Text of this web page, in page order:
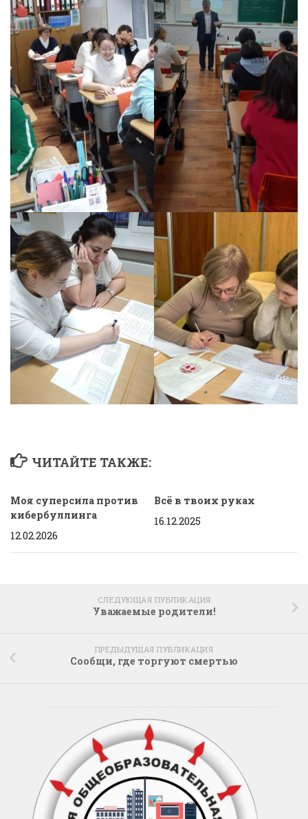
ЧИТАЙТЕ ТАКЖЕ:
Моя суперсила против
кибербуллинга
12.02.2026
Всё в твоих руках
16.12.2025
СЛЕДУЮЩАЯ ПУБЛИКАЦИЯ
Уважаемые родители!
ПРЕДЫДУЩАЯ ПУБЛИКАЦИЯ
Сообщи, где торгуют смертью